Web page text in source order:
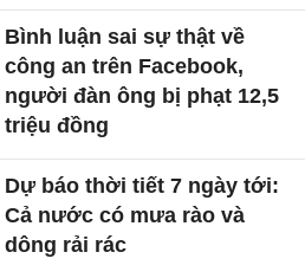
Bình luận sai sự thật về
công an trên Facebook,
người đàn ông bị phạt 12,5
triệu đồng
Dự báo thời tiết 7 ngày tới:
Cả nước có mưa rào và
dông rải rác